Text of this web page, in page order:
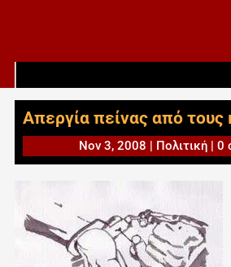
Απεργία πείνας από τους
Nov 3, 2008 | Πολιτική| 0